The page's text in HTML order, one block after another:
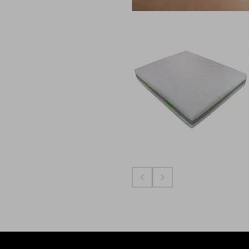
Articolo Precedente
Articolo Successivo